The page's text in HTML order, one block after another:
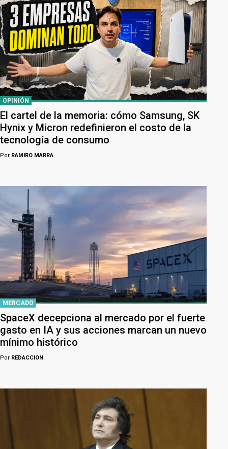
OPINIÓN
El cartel de la memoria: cómo Samsung, SK
Hynix y Micron redefinieron el costo de la
tecnología de consumo
Por RAMIRO MARRA
MERCADO
SpaceX decepciona al mercado por el fuerte
gasto en IA y sus acciones marcan un nuevo
mínimo histórico
Por REDACCION